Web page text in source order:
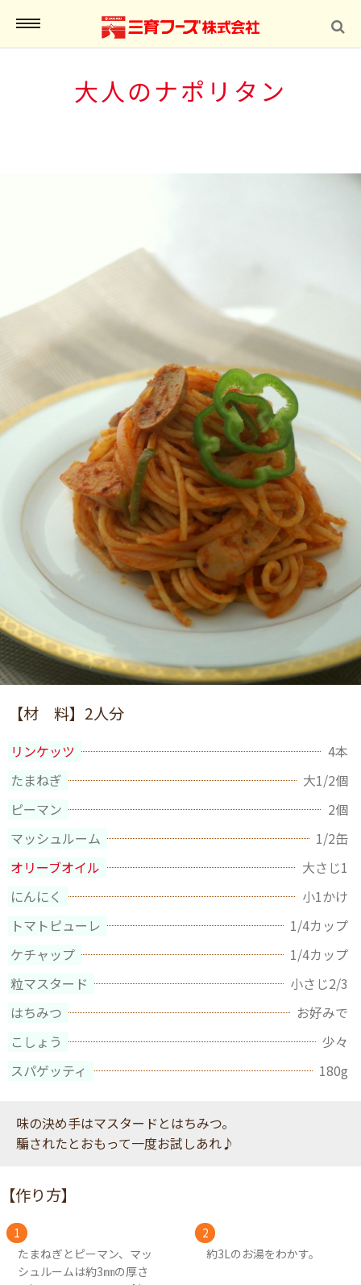
大人のナポリタン
【材 料】 2人分
リンケッツ
4本
たまねぎ
大1/2個
ピーマン
2個
マッシュルーム
1/2缶
オリーブオイル
大さじ1
にんにく
小1かけ
トマトピューレ
1/4カップ
ケチャップ
1/4カップ
粒マスタード
小さじ2/3
はちみつ
お好みで
こしょう
少々
スパゲッティ
180g
味の決め手はマスタードとはちみつ。
騙されたとおもって一度お試しあれ♪
【作り方】
たまねぎとピーマン、マッ
シュルームは約3㎜の厚さ
約3Lのお湯をわかす。